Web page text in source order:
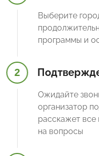
Выберите
программы и
2
Ожидайте
организатор
расскажет все
на вопросы